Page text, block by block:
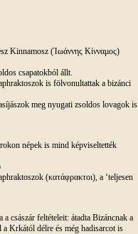
Kinnamosz (Ἰωάννης Κίνναμος)
csapatokból állt.
is fölvonultattak a bizánci
meg nyugati zsoldos lovagok is
népek is mind képviseltették
(κατάφρακτοι), a ‘teljesen
császár feltételeit: átadta Bizáncnak a
Krkától délre és még hadisarcot is